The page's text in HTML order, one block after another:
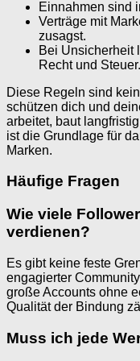
Einnahmen sind
Verträge mit
zusagst.
Bei Unsicherheit
Recht und Steuer.
Diese Regeln sind
schützen dich und
arbeitet, baut
ist die Grundlage für
Marken.
Häufige Fragen
Wie viele
verdienen?
Es gibt keine feste
engagierter
große Accounts ohne
Qualität der Bindung
Muss ich jede